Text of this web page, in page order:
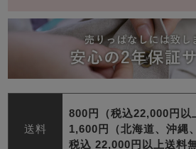
送料
800円（税込22,000円以
1,600円（北海道、沖縄
税込 22,000円以上送料無